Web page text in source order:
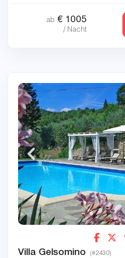
ab € 1005
/ Nacht
Villa Gelsomino (#2430)